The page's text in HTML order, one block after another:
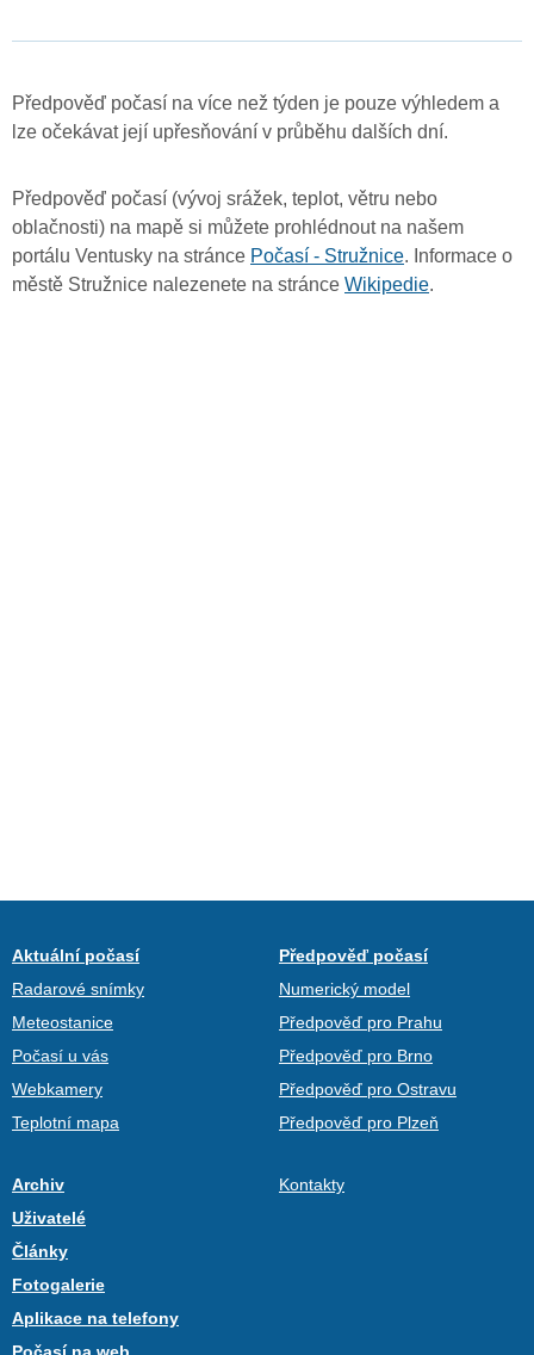
Předpověď počasí na více než týden je pouze výhledem a
lze očekávat její upřesňování v průběhu dalších dní.
Předpověď počasí (vývoj srážek, teplot, větru nebo
oblačnosti) na mapě si můžete prohlédnout na našem
portálu Ventusky na stránce Počasí - Stružnice. Informace o
městě Stružnice nalezenete na stránce Wikipedie.
Aktuální počasí
Radarové snímky
Meteostanice
Počasí u vás
Webkamery
Teplotní mapa
Předpověď počasí
Numerický model
Předpověď pro Prahu
Předpověď pro Brno
Předpověď pro Ostravu
Předpověď pro Plzeň
Archiv
Uživatelé
Články
Fotogalerie
Aplikace na telefony
Kontakty